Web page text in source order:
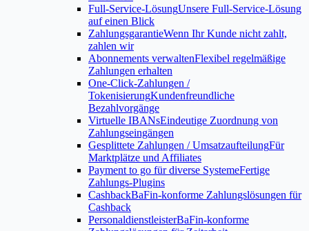
Full-Service-LösungUnsere Full-Service-Lösung
auf einen Blick
ZahlungsgarantieWenn Ihr Kunde nicht zahlt,
zahlen wir
Abonnements verwaltenFlexibel regelmäßige
Zahlungen erhalten
One-Click-Zahlungen /
TokenisierungKundenfreundliche
Bezahlvorgänge
Virtuelle IBANsEindeutige Zuordnung von
Zahlungseingängen
Gesplittete Zahlungen / UmsatzaufteilungFür
Marktplätze und Affiliates
Payment to go für diverse SystemeFertige
Zahlungs-Plugins
CashbackBaFin-konforme Zahlungslösungen für
Cashback
PersonaldienstleisterBaFin-konforme